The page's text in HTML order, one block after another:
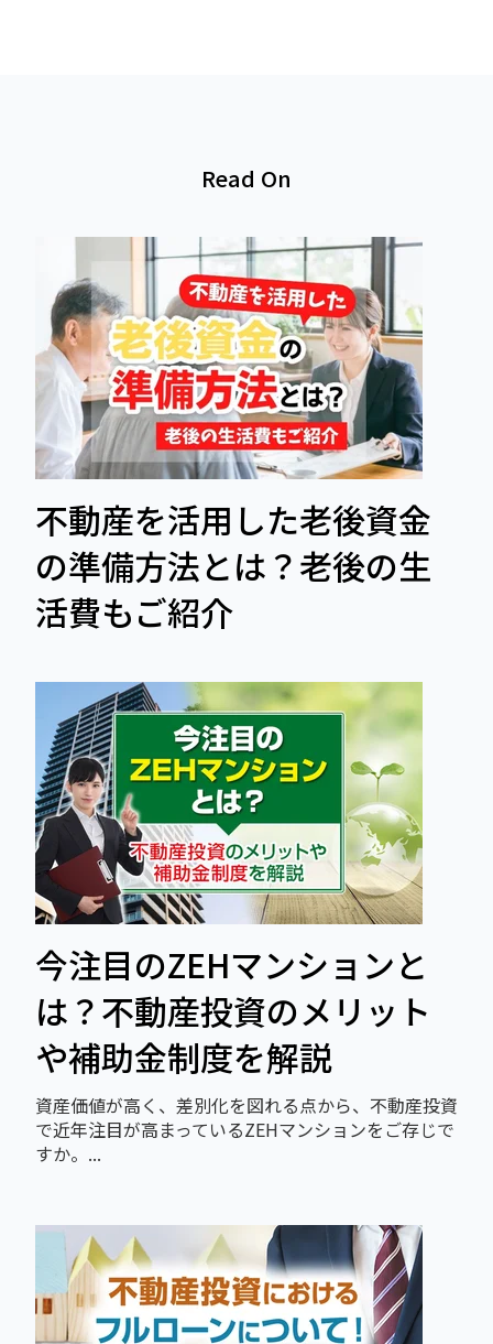
Read On
不動産を活用した老後資金
の準備方法とは？老後の生
活費もご紹介
今注目のZEHマンションと
は？不動産投資のメリット
や補助金制度を解説
資産価値が高く、差別化を図れる点から、不動産投資
で近年注目が高まっているZEHマンションをご存じで
すか。...